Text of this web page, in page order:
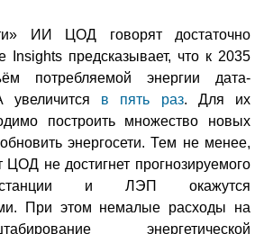
ИИ ЦОД говорят достаточно
Insights предсказывает, что к 2035
потребляемой энергии дата-
в пять раз. Для их
построить множество новых
энергосети. Тем не менее,
ЦОД не достигнет прогнозируемого
и ЛЭП окажутся
При этом немалые расходы на
энергетической